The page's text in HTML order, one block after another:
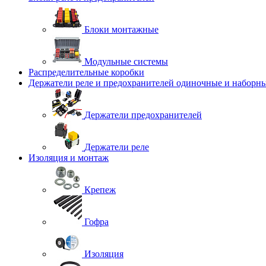
Блоки монтажные
Модульные системы
Распределительные коробки
Держатели реле и предохранителей одиночные и
Держатели предохранителей
Держатели реле
Изоляция и монтаж
Крепеж
Гофра
Изоляция